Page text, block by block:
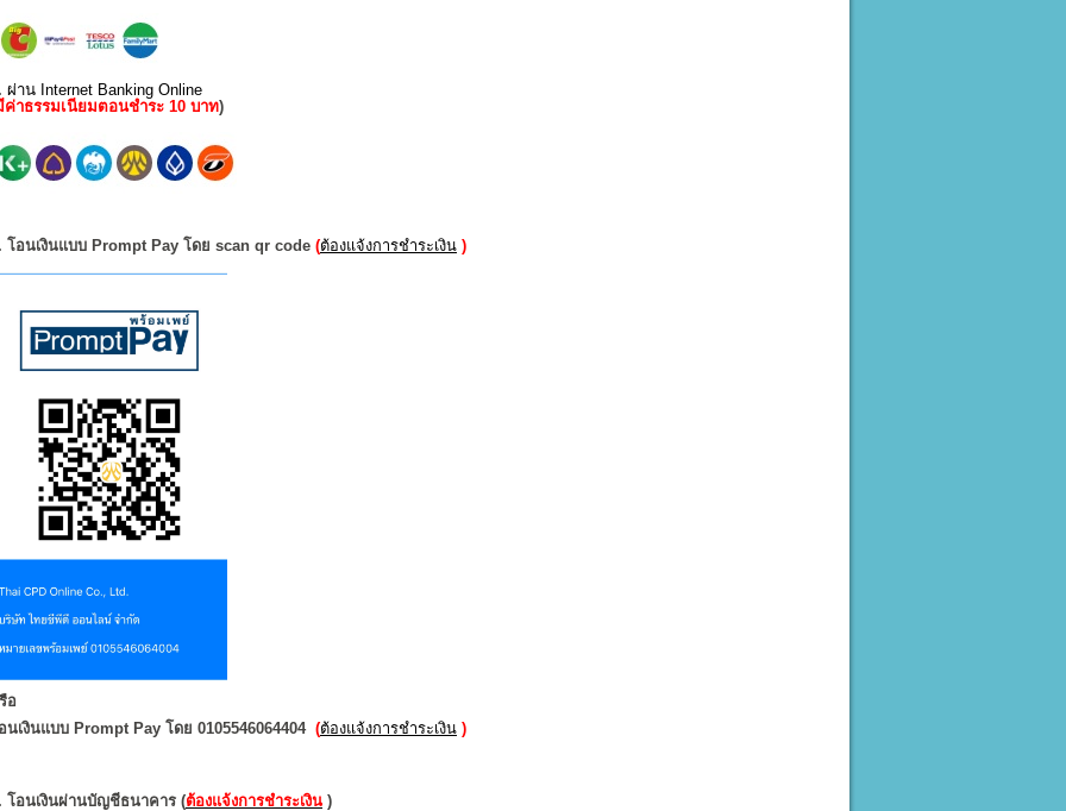
ผ่าน Internet Banking Online
ค่าธรรมเนียมตอนชำระ 10 บาท)
โอนเงินแบบ Prompt Pay โดย scan qr code (ต้องแจ้งการชำระเงิน )
อ
นเงินแบบ Prompt Pay โดย 0105546064404 (ต้องแจ้งการชำระเงิน )
โอนเงินผ่านบัญชีธนาคาร (ต้องแจ้งการชำระเงิน )